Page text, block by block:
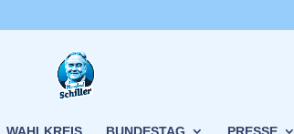
WAHLKREIS BUNDESTAG PRESSE